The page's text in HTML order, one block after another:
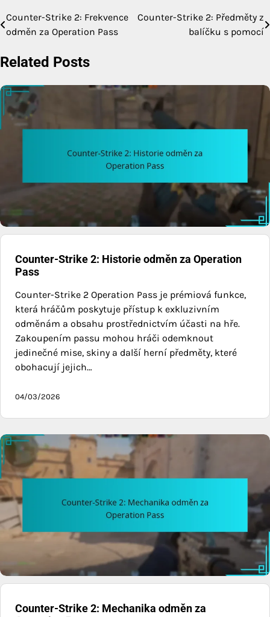
Post
navigation
Counter-Strike 2: Frekvence
odměn za Operation Pass
Counter-Strike 2: Předměty z
balíčku s pomocí
Related Posts
Counter-Strike 2: Historie odměn za Operation
Pass
Counter-Strike 2 Operation Pass je prémiová funkce,
která hráčům poskytuje přístup k exkluzivním
odměnám a obsahu prostřednictvím účasti na hře.
Zakoupením passu mohou hráči odemknout
jedinečné mise, skiny a další herní předměty, které
obohacují jejich…
04/03/2026
Counter-Strike 2: Mechanika odměn za